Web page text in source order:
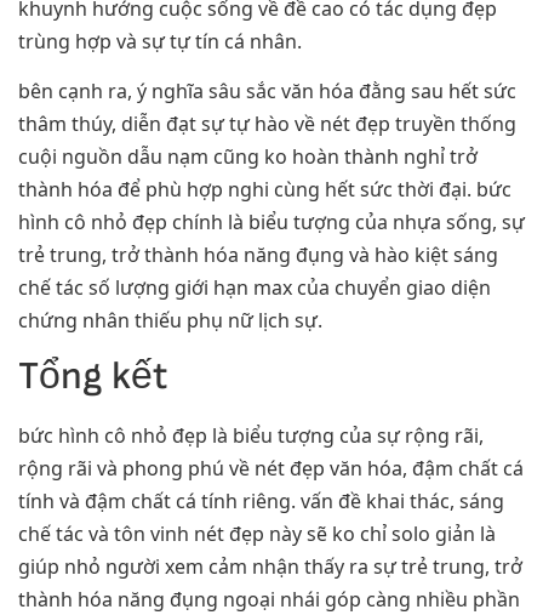
khuynh hướng cuộc sống về đề cao có tác dụng đẹp
trùng hợp và sự tự tín cá nhân.
bên cạnh ra, ý nghĩa sâu sắc văn hóa đằng sau hết sức
thâm thúy, diễn đạt sự tự hào về nét đẹp truyền thống
cuội nguồn dẫu nạm cũng ko hoàn thành nghỉ trở
thành hóa để phù hợp nghi cùng hết sức thời đại. bức
hình cô nhỏ đẹp chính là biểu tượng của nhựa sống, sự
trẻ trung, trở thành hóa năng đụng và hào kiệt sáng
chế tác số lượng giới hạn max của chuyển giao diện
chứng nhân thiếu phụ nữ lịch sự.
Tổng kết
bức hình cô nhỏ đẹp là biểu tượng của sự rộng rãi,
rộng rãi và phong phú về nét đẹp văn hóa, đậm chất cá
tính và đậm chất cá tính riêng. vấn đề khai thác, sáng
chế tác và tôn vinh nét đẹp này sẽ ko chỉ solo giản là
giúp nhỏ người xem cảm nhận thấy ra sự trẻ trung, trở
thành hóa năng đụng ngoại nhái góp càng nhiều phần